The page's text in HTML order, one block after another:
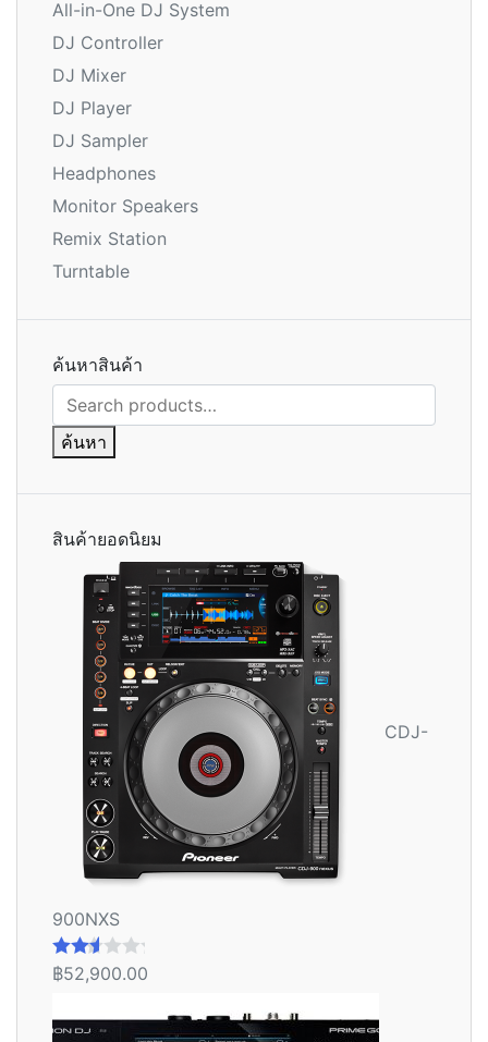
All-in-One DJ System
DJ Controller
DJ Mixer
DJ Player
DJ Sampler
Headphones
Monitor Speakers
Remix Station
Turntable
ค้นหาสินค้า
ค้นหา:
ค้นหา
สินค้ายอดนิยม
CDJ-
900NXS
ให้
น2.56
฿52,900.00